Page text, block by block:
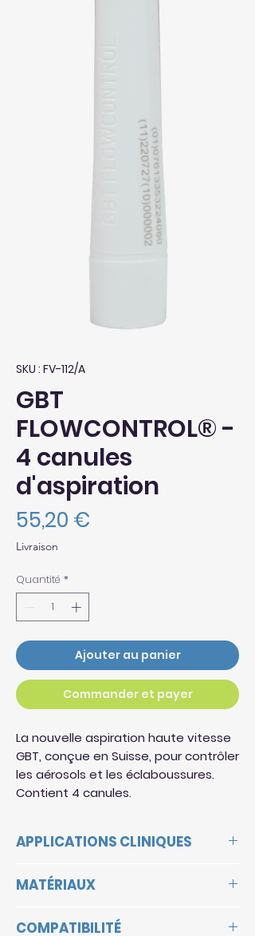
SKU : FV-112/A
GBT
FLOWCONTROL® -
4 canules
d'aspiration
55,20 €
Livraison
Quantité *
Ajouter au panier
Commander et payer
La nouvelle aspiration haute vitesse
GBT, conçue en Suisse, pour contrôler
les aérosols et les éclaboussures.
Contient 4 canules.
APPLICATIONS CLINIQUES
Meilleure solution de contrôle des
aérosols/éclaboussures pendant
générale
MATÉRIAUX
Corps : PP (Polypropylène)
Jupe : TPE (Élastomère
COMPATIBILITÉ